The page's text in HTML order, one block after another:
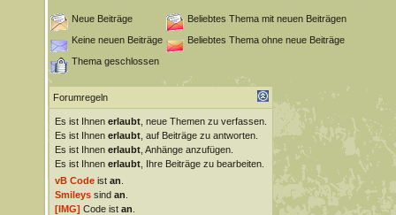
Neue Beiträge
Beliebtes Thema mit neuen Beiträgen
Keine neuen Beiträge
Beliebtes Thema ohne neue Beiträge
Thema geschlossen
Forumregeln
Es ist Ihnen erlaubt, neue Themen zu verfassen.
Es ist Ihnen erlaubt, auf Beiträge zu antworten.
Es ist Ihnen erlaubt, Anhänge anzufügen.
Es ist Ihnen erlaubt, Ihre Beiträge zu bearbeiten.
vB Codeist an
Smileyssind an
[IMG] Code ist an